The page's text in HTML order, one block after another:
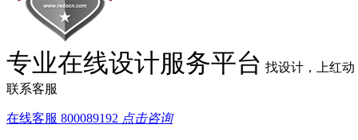
专业在线设计服务平台 找设计，上红动
联系客服
在线客服 800089192 点击咨询